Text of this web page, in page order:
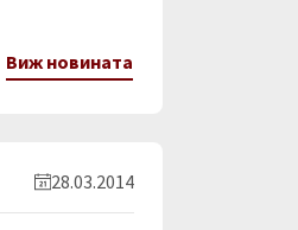
Виж новината
28.03.2014